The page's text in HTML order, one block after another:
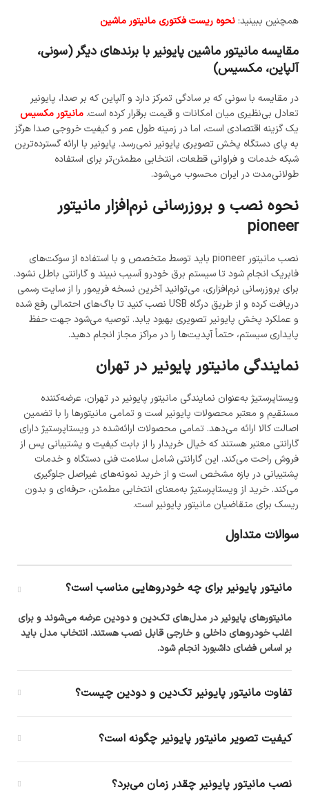
همچنین ببینید: نحوه ریست فکتوری مانیتور ماشین
مقایسه مانیتور ماشین پایونیر با برندهای دیگر (سونی،
آلپاین، مکسیس)
در مقایسه با سونی که بر سادگی تمرکز دارد و آلپاین که بر صدا، پایونیر
تعادل بی‌نظیری میان امکانات و قیمت برقرار کرده است. مانیتور مکسیس
یک گزینه اقتصادی است، اما در زمینه طول عمر و کیفیت خروجی صدا هرگز
به پای دستگاه پخش تصویری پایونیر نمی‌رسد. پایونیر با ارائه گسترده‌ترین
شبکه خدمات و فراوانی قطعات، انتخابی مطمئن‌تر برای استفاده
طولانی‌مدت در ایران محسوب می‌شود.
نحوه نصب و بروزرسانی نرم‌افزار مانیتور
pioneer
نصب مانیتور pioneer باید توسط متخصص و با استفاده از سوکت‌های
فابریک انجام شود تا سیستم برق خودرو آسیب نبیند و گارانتی باطل نشود.
برای بروزرسانی نرم‌افزاری، می‌توانید آخرین نسخه فریمور را از سایت رسمی
دریافت کرده و از طریق درگاه USB نصب کنید تا باگ‌های احتمالی رفع شده
و عملکرد پخش پایونیر تصویری بهبود یابد. توصیه می‌شود جهت حفظ
پایداری سیستم، حتماً آپدیت‌ها را در مراکز مجاز انجام دهید.
نمایندگی مانیتور پایونیر در تهران
ویستاپرستیژ به‌عنوان نمایندگی مانیتور پایونیر در تهران، عرضه‌کننده
مستقیم و معتبر محصولات پایونیر است و تمامی مانیتورها را با تضمین
اصالت کالا ارائه می‌دهد. تمامی محصولات ارائه‌شده در ویستاپرستیژ دارای
گارانتی معتبر هستند که خیال خریدار را از بابت کیفیت و پشتیبانی پس از
فروش راحت می‌کند. این گارانتی شامل سلامت فنی دستگاه و خدمات
پشتیبانی در بازه مشخص است و از خرید نمونه‌های غیراصل جلوگیری
می‌کند. خرید از ویستاپرستیژ به‌معنای انتخابی مطمئن، حرفه‌ای و بدون
ریسک برای متقاضیان مانیتور پایونیر است.
سوالات متداول
مانیتور پایونیر برای چه خودروهایی مناسب است؟
مانیتورهای پایونیر در مدل‌های تک‌دین و دودین عرضه می‌شوند و برای
اغلب خودروهای داخلی و خارجی قابل نصب هستند. انتخاب مدل باید
بر اساس فضای داشبورد انجام شود.
تفاوت مانیتور پایونیر تک‌دین و دودین چیست؟
کیفیت تصویر مانیتور پایونیر چگونه است؟
نصب مانیتور پایونیر چقدر زمان می‌برد؟